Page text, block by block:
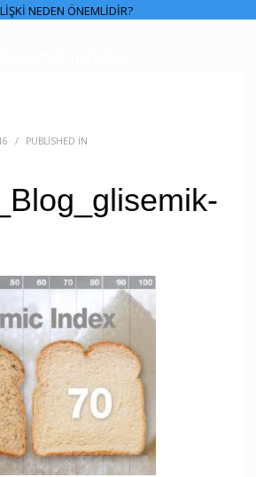
NEDEN ÖNEMLİDİR?
/ PUBLISHED IN